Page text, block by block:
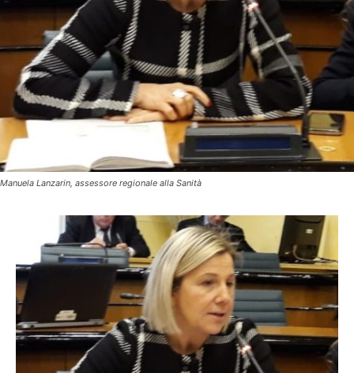
Manuela Lanzarin, assessore regionale alla Sanità